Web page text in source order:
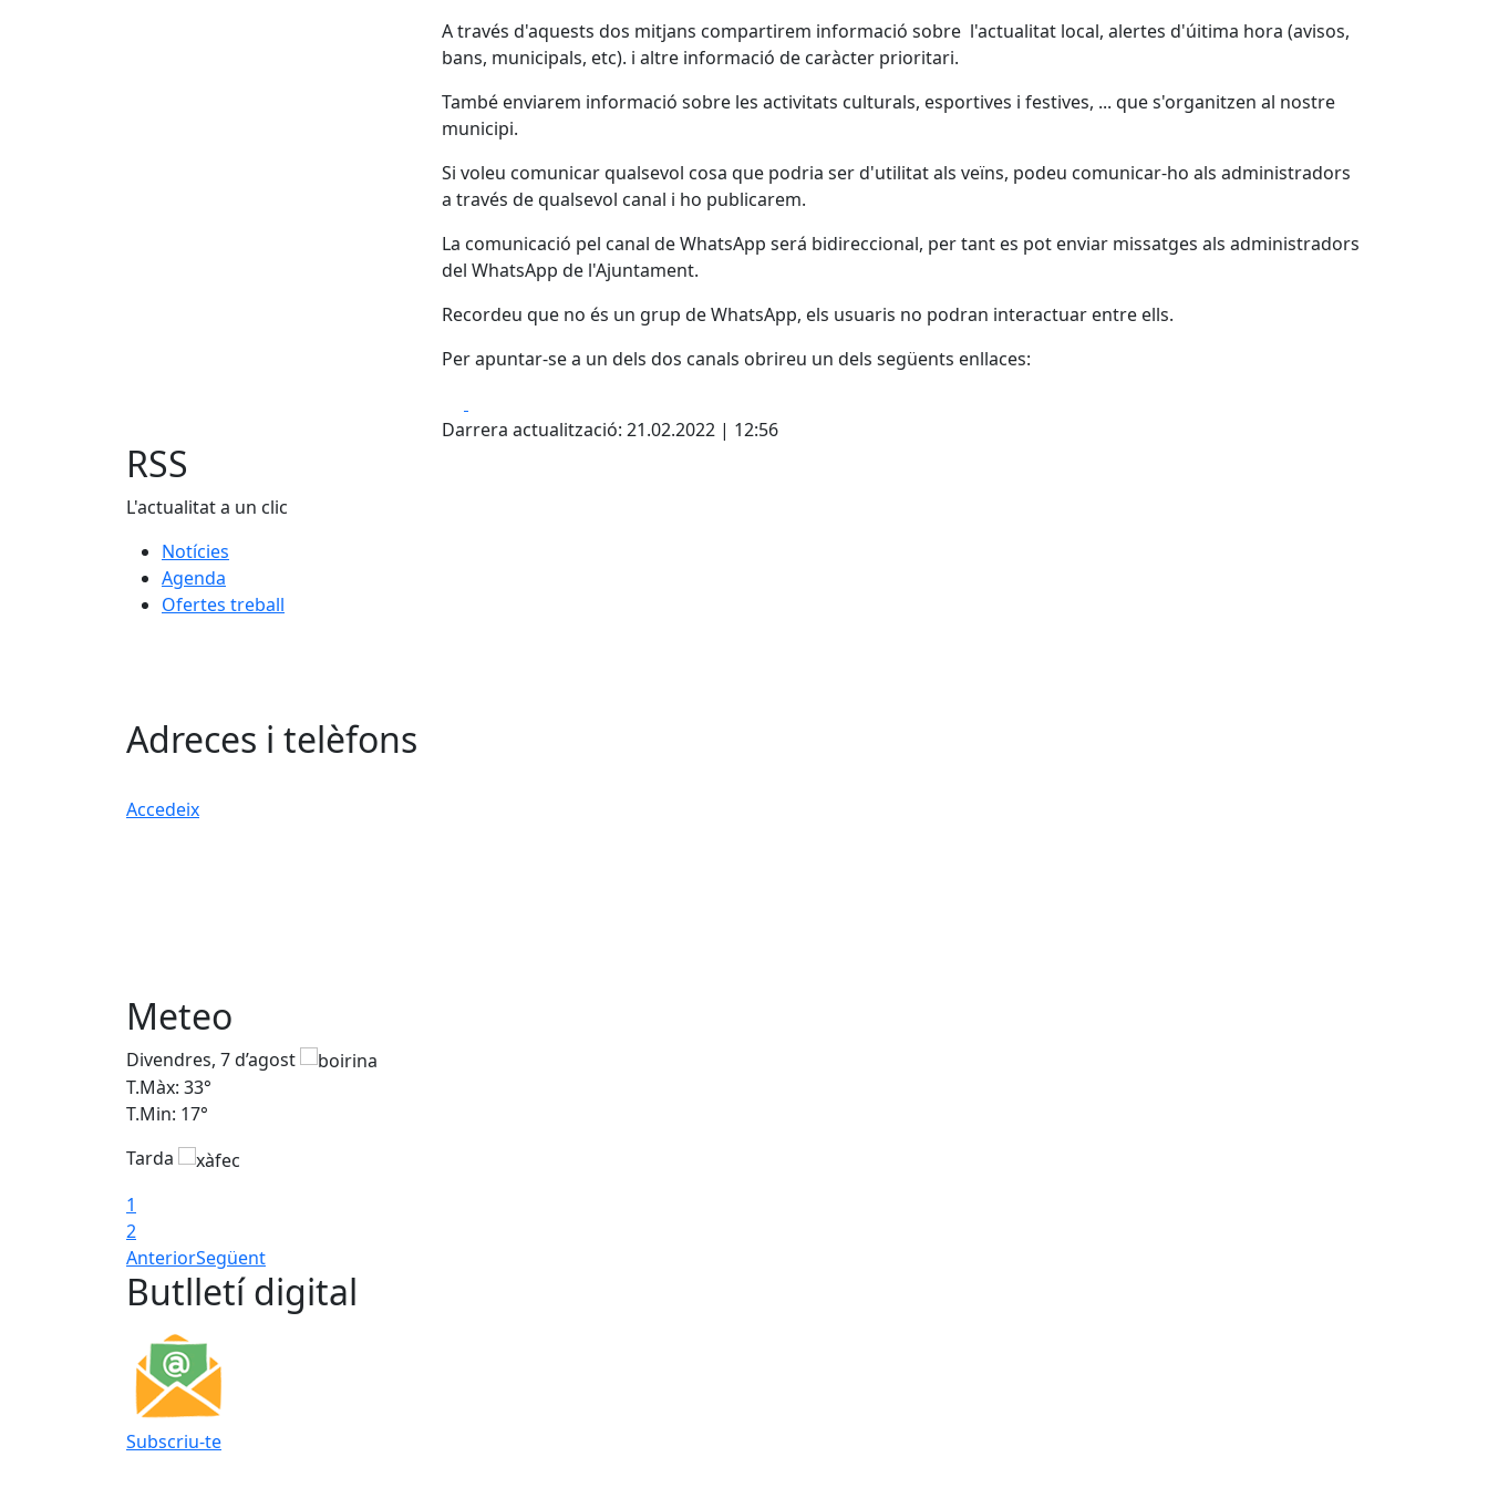
A través d'aquests dos mitjans compartirem informació sobre l'actualitat local, alertes d'úitima hora (avisos,
bans, municipals, etc). i altre informació de caràcter prioritari.
També enviarem informació sobre les activitats culturals, esportives i festives, ... que s'organitzen al nostre
municipi.
Si voleu comunicar qualsevol cosa que podria ser d'utilitat als veïns, podeu comunicar-ho als administradors
a través de qualsevol canal i ho publicarem.
La comunicació pel canal de WhatsApp será bidireccional, per tant es pot enviar missatges als administradors
del WhatsApp de l'Ajuntament.
Recordeu que no és un grup de WhatsApp, els usuaris no podran interactuar entre ells.
Per apuntar-se a un dels dos canals obrireu un dels següents enllaces:
Darrera actualització: 21.02.2022 | 12:56
RSS
L'actualitat a un clic
Notícies
Agenda
Ofertes treball
Adreces i telèfons
Accedeix
Meteo
Divendres, 7 d’agost
T.Màx: 33°
T.Min: 17°
Tarda
1
2
AnteriorSegüent
Butlletí digital
Subscriu-te